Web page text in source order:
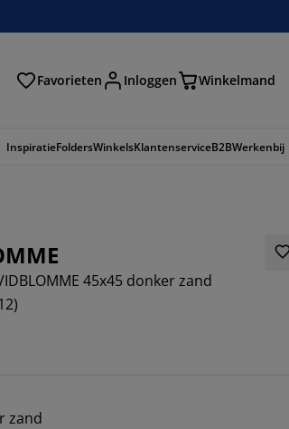
Favorieten Inloggen Winkelmand
InspiratieFoldersWinkelsKlantenserviceB2BWerkenbij
45x45 donker zand
)
zand